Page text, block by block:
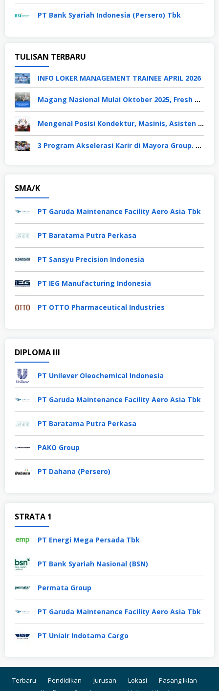
PT Bank Syariah Indonesia (Persero) Tbk
TULISAN TERBARU
INFO LOKER MANAGEMENT TRAINEE APRIL 2026
Magang Nasional Mulai Oktober 2025, Fresh Graduate Dapat Gaji UMP Selama 6 Bulan
Mengenal Posisi Kondektur, Masinis, Asisten PPKA, Pemeliharaan Sarana dan Prasarana, Polsuska (Polisi Khusus Kereta Api), di PT KAI
3 Program Akselerasi Karir di Mayora Group. Apa Saja? Berikut Penjelasannya
SMA/K
PT Garuda Maintenance Facility Aero Asia Tbk
PT Baratama Putra Perkasa
PT Sansyu Precision Indonesia
PT IEG Manufacturing Indonesia
PT OTTO Pharmaceutical Industries
DIPLOMA III
PT Unilever Oleochemical Indonesia
PT Garuda Maintenance Facility Aero Asia Tbk
PT Baratama Putra Perkasa
PAKO Group
PT Dahana (Persero)
STRATA 1
PT Energi Mega Persada Tbk
PT Bank Syariah Nasional (BSN)
Permata Group
PT Garuda Maintenance Facility Aero Asia Tbk
PT Uniair Indotama Cargo
Terbaru Pendidikan Jurusan Lokasi
Pasang Iklan